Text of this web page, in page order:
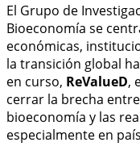
El Grupo de
Bioeconomía se
económicas,
la transición global
en curso, ReValueD,
cerrar la brecha
bioeconomía y las
especialmente en